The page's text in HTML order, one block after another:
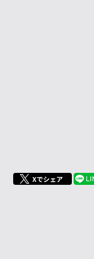
Xでシェア